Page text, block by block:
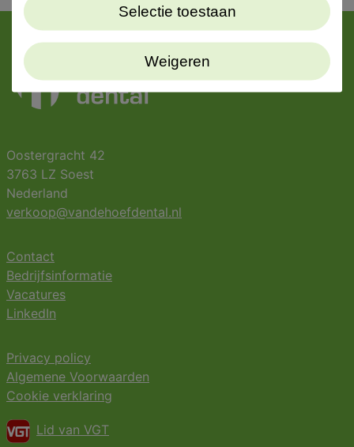
Oostergracht 42
3763 LZ Soest
Nederland
verkoop@vandehoefdental.nl
Contact
Bedrijfsinformatie
Vacatures
LinkedIn
Privacy policy
Algemene Voorwaarden
Cookie verklaring
Lid van VGT
Weigeren
Selectie toestaan